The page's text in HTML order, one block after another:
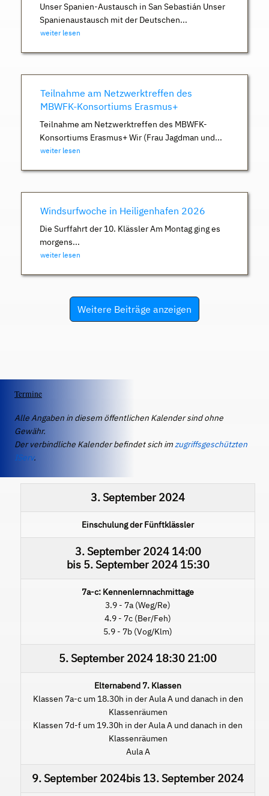
Unser Spanien-Austausch in San Sebastián Unser
Spanienaustausch mit der Deutschen...
weiter lesen
Teilnahme am Netzwerktreffen des
MBWFK-Konsortiums Erasmus+
Teilnahme am Netzwerktreffen des MBWFK-
Konsortiums Erasmus+ Wir (Frau Jagdman und...
weiter lesen
Windsurfwoche in Heiligenhafen 2026
Die Surffahrt der 10. Klässler Am Montag ging es
morgens...
weiter lesen
Weitere Beiträge anzeigen
Termine
Alle Angaben in diesem öffentlichen Kalender sind ohne
Gewähr.
Der verbindliche Kalender befindet sich imzugriffsgeschützten
IServ.
3. September 2024
Einschulung der Fünftklässler
3. September 202414:00
bis 5. September 202415:30
7a-c: Kennenlernnachmittage
3.9 - 7a (Weg/Re)
4.9 - 7c (Ber/Feh)
5.9 - 7b (Vog/Klm)
5. September 2024 18:30 21:00
Elternabend 7. Klassen
Klassen 7a-c um 18.30h in der Aula A und danach in den
Klassenräumen
Klassen 7d-f um 19.30h in der Aula A und danach in den
Klassenräumen
Aula A
9. September 2024bis 13. September 2024